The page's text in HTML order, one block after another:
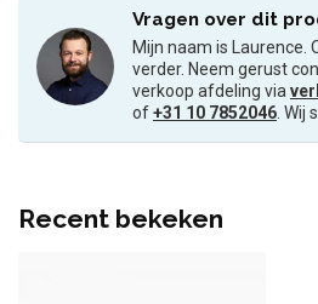
Vragen over dit
Mijn naam is Laurence.
verder. Neem gerust
verkoop afdeling via
of+31 10 7852046. Wij
Recent bekeken